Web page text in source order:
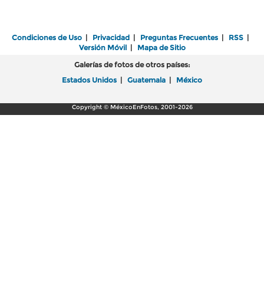
Condiciones de Uso | Privacidad | Preguntas Frecuentes | RSS |
Versión Móvil| Mapa de Sitio
Galerías de fotos de otros países:
Estados Unidos | Guatemala | México
Copyright © MéxicoEnFotos, 2001-2026